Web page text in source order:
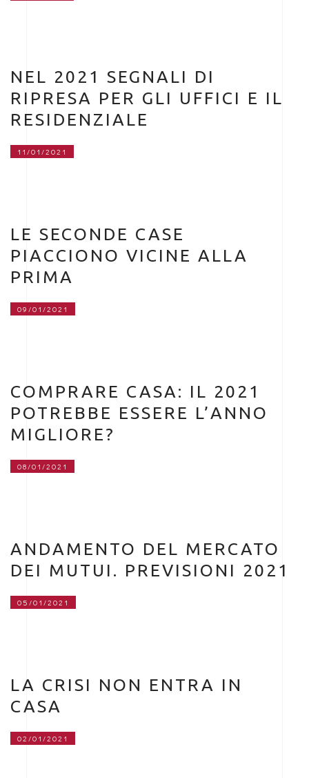
NEL 2021 SEGNALI DI
RIPRESA PER GLI UFFICI E IL
RESIDENZIALE
11/01/2021
LE SECONDE CASE
PIACCIONO VICINE ALLA
PRIMA
09/01/2021
COMPRARE CASA: IL 2021
POTREBBE ESSERE L’ANNO
MIGLIORE?
08/01/2021
ANDAMENTO DEL MERCATO
DEI MUTUI. PREVISIONI 2021
05/01/2021
LA CRISI NON ENTRA IN
CASA
02/01/2021